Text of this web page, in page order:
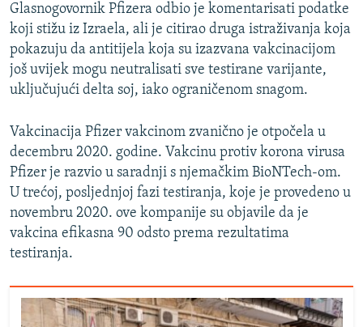
Glasnogovornik Pfizera odbio je komentarisati podatke
koji stižu iz Izraela, ali je citirao druga istraživanja koja
pokazuju da antitijela koja su izazvana vakcinacijom
još uvijek mogu neutralisati sve testirane varijante,
uključujući delta soj, iako ograničenom snagom.
Vakcinacija Pfizer vakcinom zvanično je otpočela u
decembru 2020. godine. Vakcinu protiv korona virusa
Pfizer je razvio u saradnji s njemačkim BioNTech-om.
U trećoj, posljednjoj fazi testiranja, koje je provedeno u
novembru 2020. ove kompanije su objavile da je
vakcina efikasna 90 odsto prema rezultatima
testiranja.